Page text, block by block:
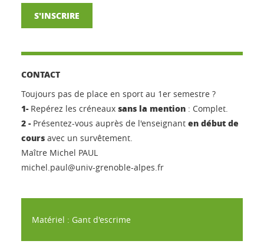
S'INSCRIRE
CONTACT
Toujours pas de place en sport au 1er semestre ?
1-Repérez les créneaux sans la mention : Complet.
2 - Présentez-vous auprès de l'enseignant en début de
cours avec un survêtement.
Maître Michel PAUL
michel.paul@univ-grenoble-alpes.fr
Matériel : Gant d'escrime